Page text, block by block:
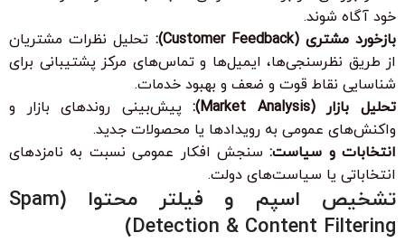
خود آگاه شوند.
بازخورد مشتری (Customer Feedback):
تحلیل نظرات مشتریان
از طریق نظرسنجی‌ها، ایمیل‌ها و تماس‌های مرکز پشتیبانی برای
شناسایی نقاط قوت و ضعف و بهبود خدمات.
تحلیل بازار (Market Analysis):
پیش‌بینی روندهای بازار و
واکنش‌های عمومی به رویدادها یا محصولات جدید.
انتخابات و سیاست:سنجش افکار عمومی نسبت به نامزدهای
انتخاباتی یا سیاست‌های دولت.
تشخیص اسپم و فیلتر محتوا (Spam
Detection & Content Filtering)